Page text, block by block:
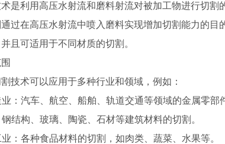
是利用高压水射流和磨料射流对被加工物进行切割
过在高压水射流中喷入磨料实现增加切割能力的目
且可适用于不同材质的切割。
技术可以应用于多种行业和领域，例如：
：汽车、航空、船舶、轨道交通等领域的金属零部
结构、玻璃、陶瓷、石材等建筑材料的切割。
：各种食品材料的切割，如肉类、蔬菜、水果等。